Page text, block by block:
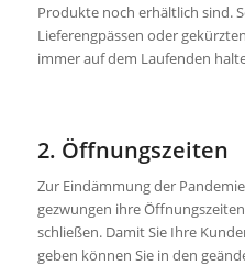
Produkte noch erhältlich sind.
Lieferengpässen oder
immer auf dem Laufenden
2. Öffnungszeiten
Zur Eindämmung der
gezwungen ihre
schließen. Damit Sie Ihre
geben können Sie in den